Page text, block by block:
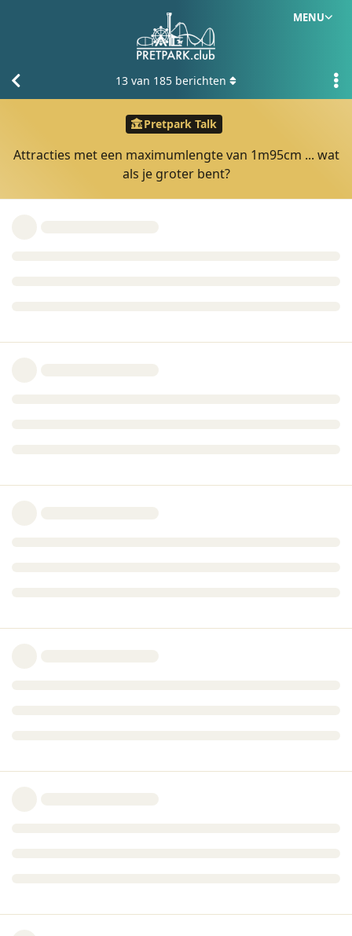
MENU
Pretpark Talk
Attracties met een maximumlengte van 1m95cm ... wat
als je groter bent?
13 van 185 berichten